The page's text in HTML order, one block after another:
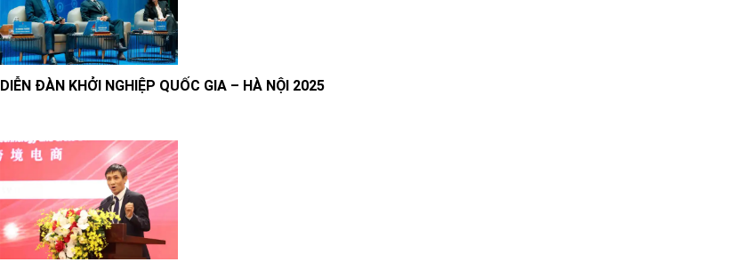
DIỄN ĐÀN KHỞI NGHIỆP QUỐC GIA – HÀ NỘI 2025